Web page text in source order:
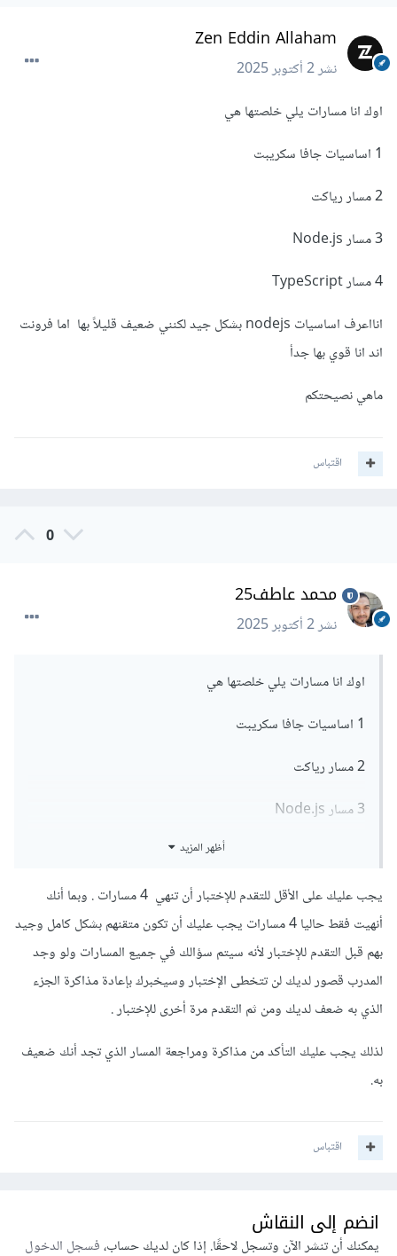
Zen Eddin Allaham
نشر2 أكتوبر 2025
اوك انا مسارات يلي خلصتها هي
1 اساسيات جافا سكريبت
2 مسار رياكت
3 مسار Node.js
4 مسار TypeScript
انااعرف اساسيات nodejs بشكل جيد لكنني ضعيف قليلاً بها اما فرونت
اند انا قوي بها جدأ
ماهي نصيحتكم
اقتباس
0
محمد عاطف25
نشر2 أكتوبر 2025
اوك انا مسارات يلي خلصتها هي
1 اساسيات جافا سكريبت
2 مسار رياكت
3 مسار Node.js
انااعرف اساسيات nodejs بشكل جيد لكنني ضعيف قليلاً بها اما
فرونت اند انا قوي بها جدأ
ماهي نصيحتكم
أظهر المزيد
يجب عليك على الأقل للتقدم للإختبار أن تنهي 4 مسارات . وبما أنك
أنهيت فقط حاليا 4 مسارات يجب عليك أن تكون متقنهم بشكل كامل وجيد
بهم قبل التقدم للإختبار لأنه سيتم سؤالك في جميع المسارات ولو وجد
المدرب قصور لديك لن تتخطى الإختبار وسيخبرك بإعادة مذاكرة الجزء
الذي به ضعف لديك ومن ثم التقدم مرة أخرى للإختبار .
لذلك يجب عليك التأكد من مذاكرة ومراجعة المسار الذي تجد أنك ضعيف
به.
اقتباس
انضم إلى النقاش
يمكنك أن تنشر الآن وتسجل لاحقًا. إذا كان لديك حساب،فسجل الدخول